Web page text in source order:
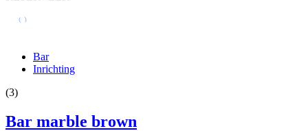
Bar
Inrichting
(3)
Bar marble brown